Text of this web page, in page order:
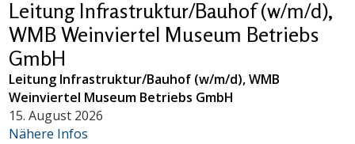
Leitung Infrastruktur/Bauhof (w/m/d),
WMB Weinviertel Museum Betriebs
GmbH
Leitung Infrastruktur/Bauhof (w/m/d), WMB
Weinviertel Museum Betriebs GmbH
15. August 2026
Nähere Infos